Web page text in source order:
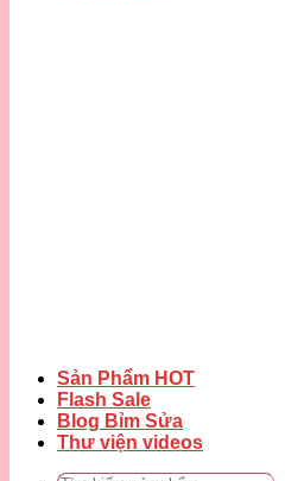
Sản Phẩm HOT
Flash Sale
Blog Bỉm Sửa
Thư viện videos